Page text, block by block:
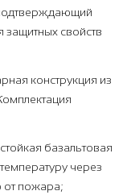
защитных свойств
конструкция из
базальтовая
через
от пожара;